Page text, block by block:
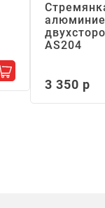
Добавить в корзину
АS204
3 350 р